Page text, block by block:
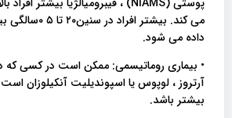
می کند. بیشتر
داده می شود.
• بیماری روماتیسمی: ممکن است در کسی که
آرتروز ، لوپوس یا اسپوندیلیت آنکیلوزان است
بیشتر باشد.